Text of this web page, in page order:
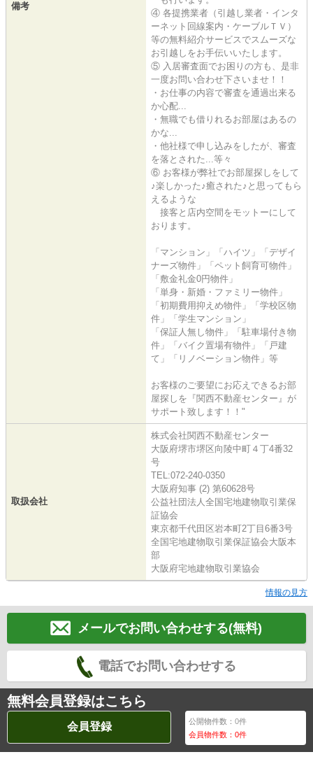
備考
④ 各提携業者（引越し業者・インタ
ーネット回線案内・ケーブルＴＶ）
等の無料紹介サービスでスムーズな
お引越しをお手伝いいたします。
⑤ 入居審査面でお困りの方も、是非
一度お問い合わせ下さいませ！！
・お仕事の内容で審査を通過出来る
か心配...
・無職でも借りれるお部屋はあるの
かな...
・他社様で申し込みをしたが、審査
を落とされた...等々
⑥ お客様が弊社でお部屋探しをして
♪楽しかった♪癒された♪と思ってもら
えるような
接客と店内空間をモットーにして
おります。
「マンション」「ハイツ」「デザイ
ナーズ物件」「ペット飼育可物件」
「敷金礼金0円物件」
「単身・新婚・ファミリー物件」
「初期費用抑えめ物件」「学校区物
件」「学生マンション」
「保証人無し物件」「駐車場付き物
件」「バイク置場有物件」「戸建
て」「リノベーション物件」等
お客様のご要望にお応えできるお部
屋探しを『関西不動産センター』が
サポート致します！！"
取扱会社
株式会社関西不動産センター
大阪府堺市堺区向陵中町４丁4番32
号
TEL:072-240-0350
大阪府知事 (2) 第60628号
公益社団法人全国宅地建物取引業保
証協会
東京都千代田区岩本町2丁目6番3号
全国宅地建物取引業保証協会大阪本
部
大阪府宅地建物取引業協会
情報の見方
メールでお問い合わせする(無料)
電話でお問い合わせする
無料会員登録はこちら
会員登録 公開物件数：0件
会員物件数：0件